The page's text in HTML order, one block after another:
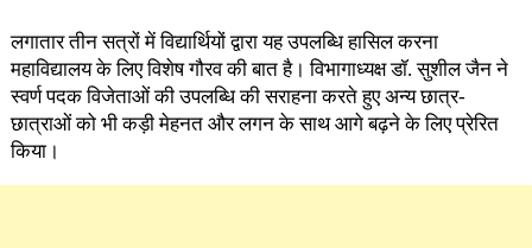
लगातार तीन सत्रों में विद्यार्थियों द्वारा यह उपलब्धि हासिल करना
महाविद्यालय के लिए विशेष गौरव की बात है। विभागाध्यक्ष डॉ. सुशील जैन ने
स्वर्ण पदक विजेताओं की उपलब्धि की सराहना करते हुए अन्य छात्र-
छात्राओं को भी कड़ी मेहनत और लगन के साथ आगे बढ़ने के लिए प्रेरित
किया।